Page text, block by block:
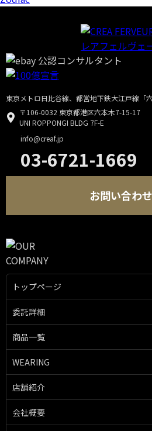
東京メトロ日比谷線、都営地下鉄大江戸線「
〒106-0032 東京都港区六本木7-15-17
UNI ROPPONGI BLDG 7F-E
info@creaf.jp
03-6721-1669
お問い合わ
トップページ
委託詳細
商品一覧
WEARING
店舗紹介
会社概要